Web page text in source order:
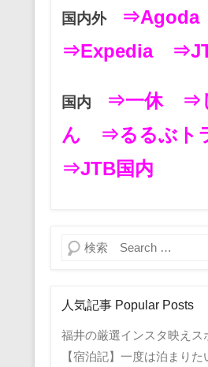
国内外
⇒Agoda
⇒Expedia
国内 ⇒一休
⇒
ん
⇒るるぶト
⇒JTB国内
検索
人気記事 Popular Posts
福井の厳選インスタ映えス
【宿泊記】一度は泊まりた